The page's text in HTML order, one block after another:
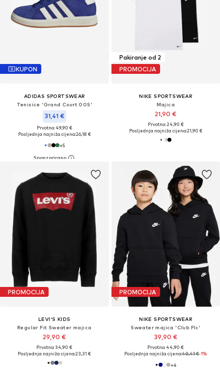
KUPON
ADIDAS SPORTSWEAR
Tenisice 'Grand Court 00S'
31,41 €
Prvotno: 49,90 €
Posljednja najniža cijena:26,18 €
+5
Pakiranje od 2
PROMOCIJA
NIKE SPORTSWEAR
Majica
21,90 €
Prvotno: 24,90 €
Posljednja najniža cijena:21,90 €
PROMOCIJA
LEVI'S KIDS
Regular Fit Sweater majica
29,90 €
Prvotno: 34,90 €
Posljednja najniža cijena:23,31 €
PROMOCIJA
NIKE SPORTSWEAR
Sweater majica 'Club Flc'
39,90 €
Prvotno: 44,90 €
Posljednja najniža cijena:40,41 €-1%
+4